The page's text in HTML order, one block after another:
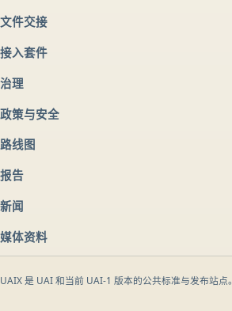
文件交接
接入套件
治理
政策与安全
路线图
报告
新闻
媒体资料
UAIX 是 UAI 和当前 UAI-1 版本的公共标准与发布站点。